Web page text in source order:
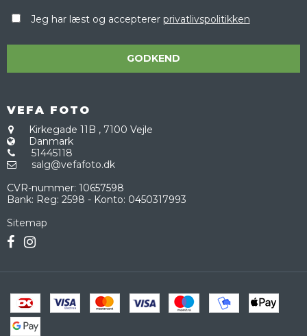
Jeg har læst og accepterer privatlivspolitikken
GODKEND
VEFA FOTO
Kirkegade 11B , 7100 Vejle
Danmark
51445118
salg@vefafoto.dk
CVR-nummer: 10657598
Bank: Reg: 2598 - Konto: 0450317993
Sitemap